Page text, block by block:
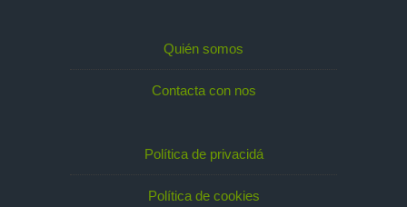
Quién somos
Contacta con nos
Política de privacidá
Política de cookies